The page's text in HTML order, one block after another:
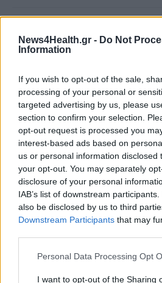
News4Health.gr - Do Not
Information
If you wish to opt-out of the sale,
processing of your personal or
targeted advertising by us, please
section to confirm your selection.
opt-out request is processed you
interest-based ads based on
us or personal information disclosed
your opt-out. You may separately
disclosure of your personal
IAB’s list of downstream
also be disclosed by us to third
Downstream Participants that may
Personal Data Processing Opt
I want to opt-out of the Sharing
από τις 96 υπηρεσίες της χώρας
ΥΓΕΊΑ 07/08/2026 - 20:24
Εθνική εκστρατεία ενημέρωσης
Ατροφία: «Μιλάμε για την
ΥΓΕΊΑ 07/08/2026 - 19:56
Γεωργιάδης από Ρόδο: Νέες
νοσοκομείο και «πράσινο φως»
ακτινοθεραπευτικό κέντρο
ΠΟΛΙΤΙΚΉ ΥΓΕΊΑΣ 07/08/2026 - 19:12
Σε κόκκινο συναγερμό για
Αιγαίο και Αττική το Σάββατο
ΕΠΙΚΑΙΡΌΤΗΤΑ 07/08/2026 - 18:37